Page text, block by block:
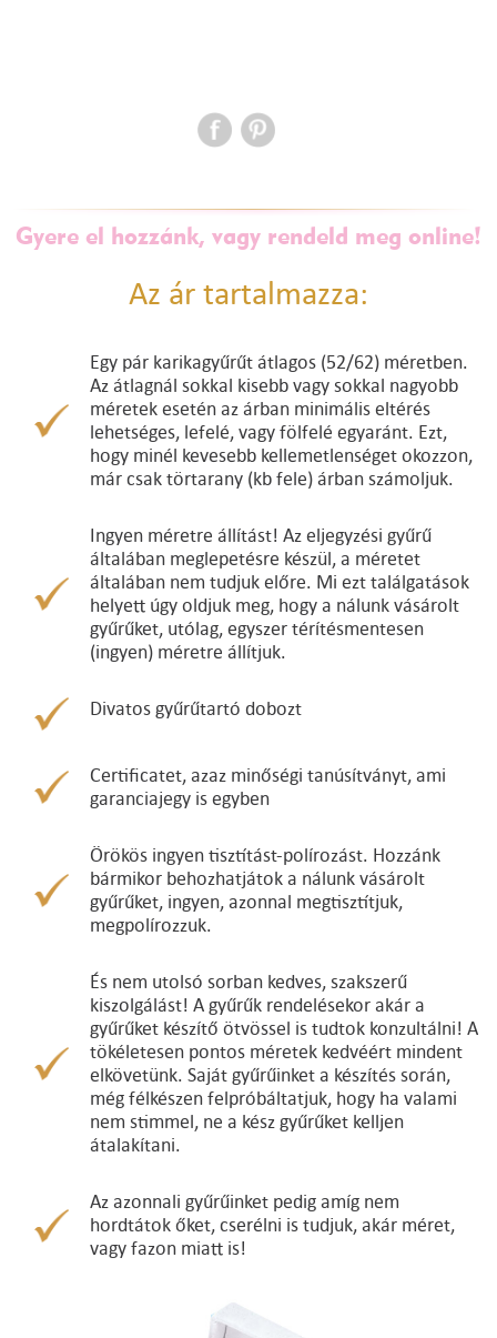
Gyere el hozzánk, vagy rendeld meg online!
Az ár tartalmazza:
Egy pár karikagyűrűt átlagos (52/62) méretben.
Az átlagnál sokkal kisebb vagy sokkal nagyobb
méretek esetén az árban minimális eltérés
lehetséges, lefelé, vagy fölfelé egyaránt. Ezt,
hogy minél kevesebb kellemetlenséget okozzon,
már csak törtarany (kb fele) árban számoljuk.
Ingyen méretre állítást! Az eljegyzési gyűrű
általában meglepetésre készül, a méretet
általában nem tudjuk előre. Mi ezt találgatások
helyett úgy oldjuk meg, hogy a nálunk vásárolt
gyűrűket, utólag, egyszer térítésmentesen
(ingyen) méretre állítjuk.
Divatos gyűrűtartó dobozt
Certificatet, azaz minőségi tanúsítványt, ami
garanciajegy is egyben
Örökös ingyen tisztítást-polírozást. Hozzánk
bármikor behozhatjátok a nálunk vásárolt
gyűrűket, ingyen, azonnal megtisztítjuk,
megpolírozzuk.
És nem utolsó sorban kedves, szakszerű
kiszolgálást! A gyűrűk rendelésekor akár a
gyűrűket készítő ötvössel is tudtok konzultálni! A
tökéletesen pontos méretek kedvéért mindent
elkövetünk. Saját gyűrűinket a készítés során,
még félkészen felpróbáltatjuk, hogy ha valami
nem stimmel, ne a kész gyűrűket kelljen
átalakítani.
Az azonnali gyűrűinket pedig amíg nem
hordtátok őket, cserélni is tudjuk, akár méret,
vagy fazon miatt is!